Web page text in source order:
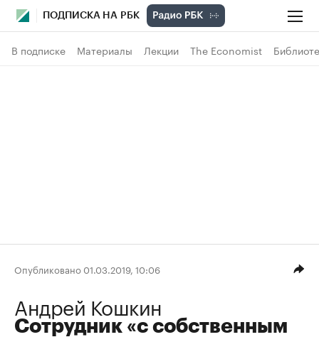
ПОДПИСКА НА РБК
В подписке Материалы Лекции The Economist
Опубликовано 01.03.2019, 10:06
Андрей Кошкин
Сотрудник «с собственным